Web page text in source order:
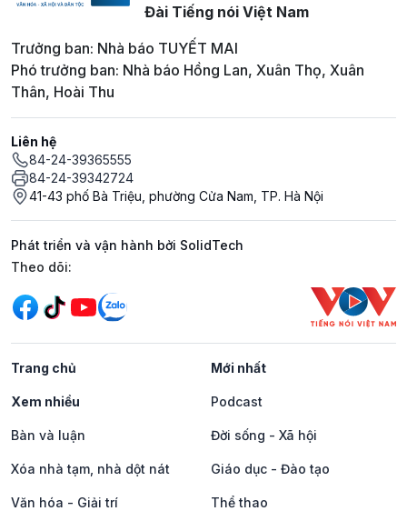
Đài Tiếng nói Việt Nam
Trưởng ban: Nhà báo TUYẾT MAI
Phó trưởng ban: Nhà báo Hồng Lan, Xuân Thọ, Xuân
Thân, Hoài Thu
Liên hệ
84-24-39365555
84-24-39342724
41-43 phố Bà Triệu, phường Cửa Nam, TP. Hà Nội
Phát triển và vận hành bởi SolidTech
Mạng xã hội
Theo dõi:
Trang chủ Mới nhất
Xem nhiều Podcast
Bàn và luận Đời sống - Xã hội
Xóa nhà tạm, nhà dột nát Giáo dục - Đào tạo
Văn hóa - Giải trí Thể thao